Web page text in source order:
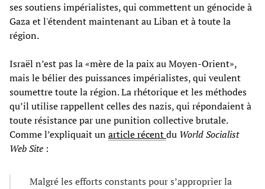
ses soutiens impérialistes, qui commettent un génocide à
Gaza et l'étendent maintenant au Liban et à toute la
région.
Israël n’est pas la «mère de la paix au Moyen-Orient»,
mais le bélier des puissances impérialistes, qui veulent
soumettre toute la région. La rhétorique et les méthodes
qu’il utilise rappellent celles des nazis, qui répondaient à
toute résistance par une punition collective brutale.
Comme l’expliquait unarticle récentdu World Socialist
Web Site :
Malgré les efforts constants pour s’approprier la